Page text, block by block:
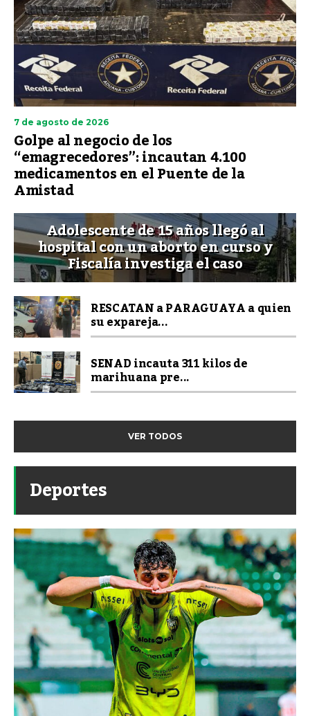
7 de agosto de 2026
Golpe al negocio de los
“emagrecedores”: incautan 4.100
medicamentos en el Puente de la
Amistad
Adolescente de 15 años llegó al
hospital con un aborto en curso y
Fiscalía investiga el caso
RESCATAN a PARAGUAYA a quien
su expareja...
SENAD incauta 311 kilos de
marihuana pre...
VER TODOS
Deportes